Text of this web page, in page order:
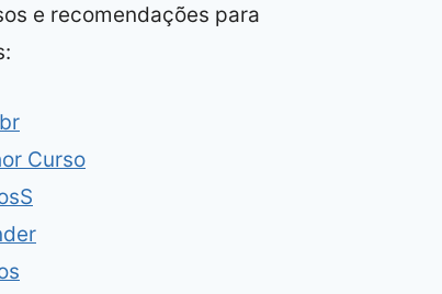
e recomendações para
Curso